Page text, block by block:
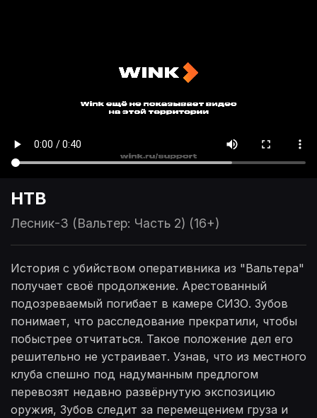
НТВ
Лесник-3 (Вальтер: Часть 2) (16+)
История с убийством оперативника из "Вальтера"
получает своё продолжение. Арестованный
подозреваемый погибает в камере СИЗО. Зубов
понимает, что расследование прекратили, чтобы
побыстрее отчитаться. Такое положение дел его
решительно не устраивает. Узнав, что из местного
клуба спешно под надуманным предлогом
перевозят недавно развёрнутую экспозицию
оружия, Зубов следит за перемещением груза и